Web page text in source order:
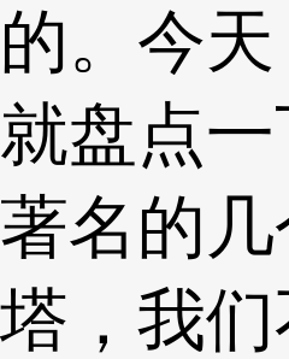
的。今
就盘点
著名的
塔，我